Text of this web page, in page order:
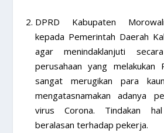
DPRD Kabupaten
kepada Pemerintah Daerah
agar menindaklanjuti
perusahaan yang melakukan
sangat merugikan para
mengatasnamakan adanya
virus Corona. Tindakan
beralasan terhadap pekerja.